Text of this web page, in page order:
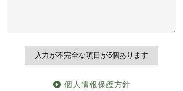
個人情報保護方針